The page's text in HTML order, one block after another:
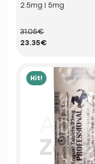
2.5mg | 5mg
31.05€
23.35€
Hit!